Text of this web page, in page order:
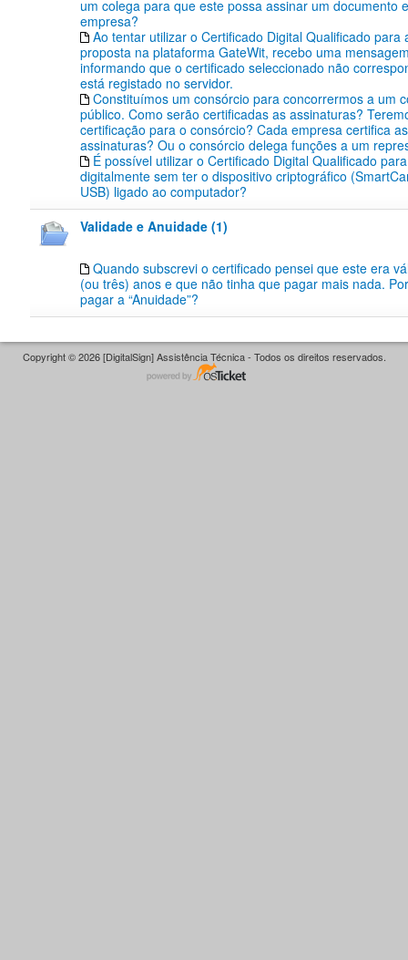
um colega para que este possa assinar um documento
empresa?
Ao tentar utilizar o Certificado Digital Qualificado para
proposta na plataforma GateWit, recebo uma
informando que o certificado seleccionado não
está registado no servidor.
Constituímos um consórcio para concorrermos a um
público. Como serão certificadas as assinaturas?
certificação para o consórcio? Cada empresa certifica
assinaturas? Ou o consórcio delega funções a um
É possível utilizar o Certificado Digital Qualificado
digitalmente sem ter o dispositivo criptográfico
USB) ligado ao computador?
Validade e Anuidade (1)
Quando subscrevi o certificado pensei que este era
(ou três) anos e que não tinha que pagar mais nada.
pagar a “Anuidade”?
Copyright © 2026 [DigitalSign] Assistência Técnica - Todos os direitos reservados.